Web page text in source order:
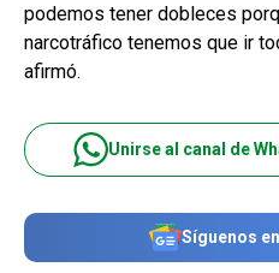
podemos tener dobleces
narcotráfico tenemos que ir
afirmó.
Unirse al canal de
Síguenos